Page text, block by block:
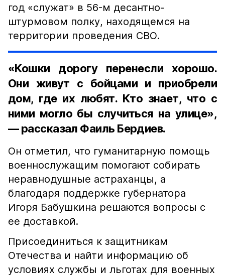
год «служат» в 56-м десантно-
штурмовом полку, находящемся на
территории проведения СВО.
«Кошки дорогу перенесли хорошо.
Они живут с бойцами и приобрели
дом, где их любят. Кто знает, что с
ними могло бы случиться на улице»,
— рассказал Фаиль Бердиев.
Он отметил, что гуманитарную помощь
военнослужащим помогают собирать
неравнодушные астраханцы, а
благодаря поддержке губернатора
Игоря Бабушкина решаются вопросы с
ее доставкой.
Присоединиться к защитникам
Отечества и найти информацию об
условиях службы и льготах для военных